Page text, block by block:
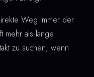
Weg immer der
mehr als lange
zu suchen, wenn